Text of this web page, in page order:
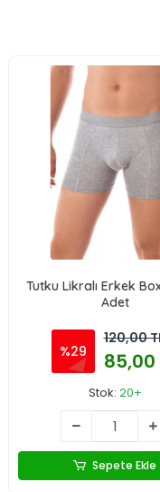
Tutku Likralı Erkek
Adet
%29
120,00
85,00
Stok: 20+
Sepete Ekle